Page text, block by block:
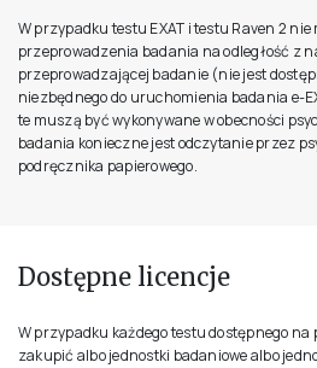
W przypadku testu EXAT i testu Raven 2 nie
przeprowadzenia badania na odległość z
przeprowadzającej badanie (nie jest
niezbędnego do uruchomienia badania e-
te muszą być wykonywane w obecności
badania konieczne jest odczytanie przez
podręcznika papierowego.
Dostępne licencje
W przypadku każdego testu dostępnego
zakupić albo jednostki badaniowe albo